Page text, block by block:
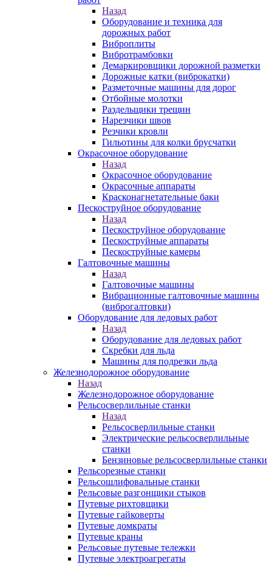
Назад
Оборудование и техника для
дорожных работ
Виброплиты
Вибротрамбовки
Демаркировщики дорожной разметки
Дорожные катки (виброкатки)
Разметочные машины для дорог
Отбойные молотки
Раздельщики трещин
Нарезчики швов
Резчики кровли
Гильотины для колки брусчатки
Окрасочное оборудование
Назад
Окрасочное оборудование
Окрасочные аппараты
Красконагнетательные баки
Пескоструйное оборудование
Назад
Пескоструйное оборудование
Пескоструйные аппараты
Пескоструйные камеры
Галтовочные машины
Назад
Галтовочные машины
Вибрационные галтовочные машины
(виброгалтовки)
Оборудование для ледовых работ
Назад
Оборудование для ледовых работ
Скребки для льда
Машины для подрезки льда
Железнодорожное оборудование
Назад
Железнодорожное оборудование
Рельсосверлильные станки
Назад
Рельсосверлильные станки
Электрические рельсосверлильные
станки
Бензиновые рельсосверлильные станки
Рельсорезные станки
Рельсошлифовальные станки
Рельсовые разгонщики стыков
Путевые рихтовщики
Путевые гайковерты
Путевые домкраты
Путевые краны
Рельсовые путевые тележки
Путевые электроагрегаты